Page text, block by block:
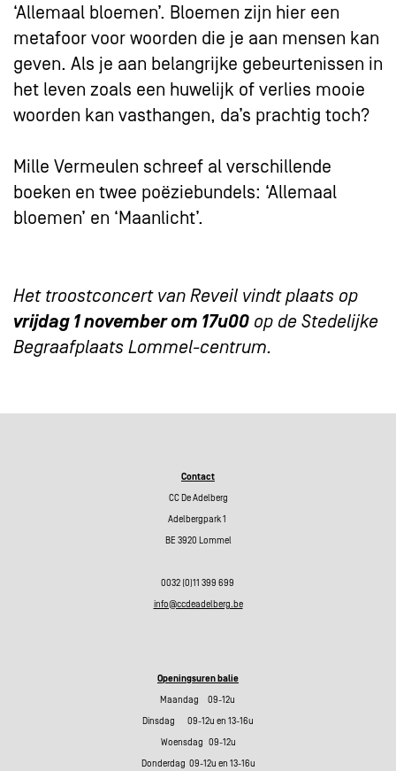
‘Allemaal bloemen’. Bloemen zijn hier een
metafoor voor woorden die je aan mensen kan
geven. Als je aan belangrijke gebeurtenissen in
het leven zoals een huwelijk of verlies mooie
woorden kan vasthangen, da’s prachtig toch?
Mille Vermeulen schreef al verschillende
boeken en twee poëziebundels: ‘Allemaal
bloemen’ en ‘Maanlicht’.
Het troostconcert van Reveil vindt plaats op
vrijdag 1 november om 17u00 op de Stedelijke
Begraafplaats Lommel-centrum.
Contact
CC De Adelberg
Adelbergpark 1
BE 3920 Lommel
0032 (0)11 399 699
info@ccdeadelberg.be
Openingsuren balie
Maandag 09-12u
Dinsdag 09-12u en 13-16u
Woensdag 09-12u
Donderdag 09-12u en 13-16u